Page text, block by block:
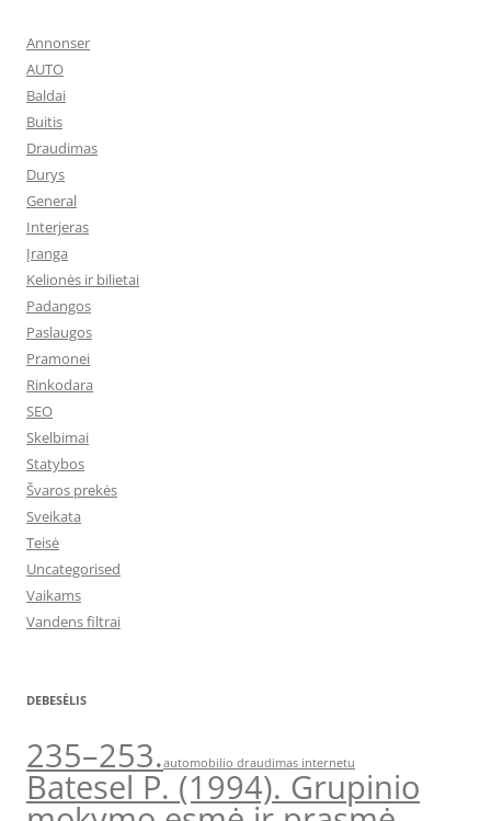
Annonser
AUTO
Baldai
Buitis
Draudimas
Durys
General
Interjeras
Įranga
Kelionės ir bilietai
Padangos
Paslaugos
Pramonei
Rinkodara
SEO
Skelbimai
Statybos
Švaros prekės
Sveikata
Teisė
Uncategorised
Vaikams
Vandens filtrai
DEBESĖLIS
235–253.automobilio draudimas internetu
Batesel P. (1994). Grupinio